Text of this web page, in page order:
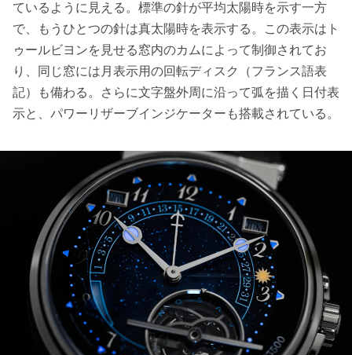
ているように見える。標準の針が平均太陽時を示す一方
で、もうひとつの針は真太陽時を表示する。この表示はト
ゥールビヨンを見せる窓内のカムによって制御されてお
り、同じ窓には月表示用の回転ディスク（フランス語表
記）も備わる。さらに文字盤外周に沿って弧を描く日付表
示と、パワーリザーブインジケーターも搭載されている。